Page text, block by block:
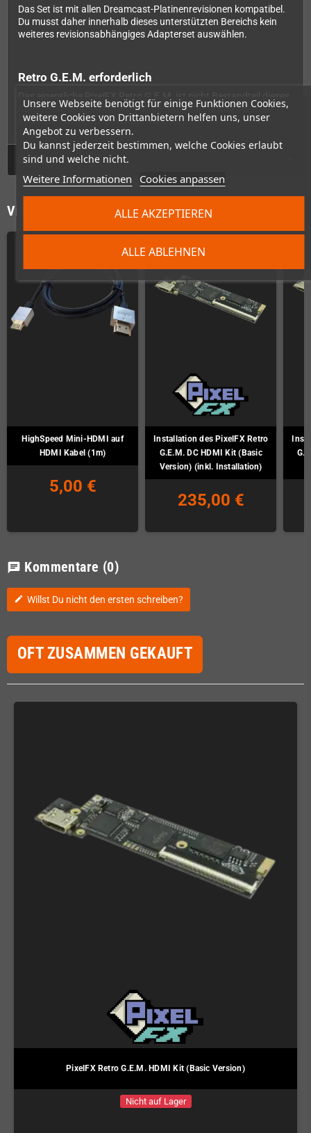
Unsere Webseite benötigt für einige Funktionen Cookies,
weitere Cookies von Drittanbietern helfen uns, unser
Angebot zu verbessern.
Du kannst jederzeit bestimmen, welche Cookies erlaubt
sind und welche nicht.
Weitere Informationen Cookies anpassen
ALLE ABLEHNEN
ALLE AKZEPTIEREN
Das Set ist mit allen Dreamcast-Platinenrevisionen kompatibel.
Du musst daher innerhalb dieses unterstützten Bereichs kein
weiteres revisionsabhängiges Adapterset auswählen.
Retro G.E.M. erforderlich
Adapter-Sets und wird separat benötigt. Ohne Retro G.E.M.
kann das Set nicht verwendet werden.
GPSR
Vielleicht wäre das auch was für Dich
HighSpeed Mini-HDMI auf
HDMI Kabel (1m)
5,00 €
Installation des PixelFX Retro
G.E.M. DC HDMI Kit (Basic
Version) (inkl. Installation)
235,00 €
chat Kommentare (0)
edit Willst Du nicht den ersten schreiben?
OFT ZUSAMMEN GEKAUFT
PixelFX Retro G.E.M. HDMI Kit (Basic Version)
Nicht auf Lager